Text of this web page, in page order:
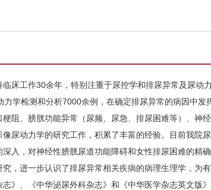
工作30余年，特别注重于尿控学和排尿异常及尿动力
学检测和分析7000余例，在确定排尿异常的病因中发
阻、膀胱功能异常（尿频、尿急、排尿困难等）、神
尿动力学的研究工作，积累了丰富的经验。目前我院
入，对神经性膀胱尿道功能障碍和女性排尿困难的精
，进一步认识了排尿异常相关疾病的病理生理学，为有
》、《中华泌尿外科杂志》和《中华医学杂志英文版